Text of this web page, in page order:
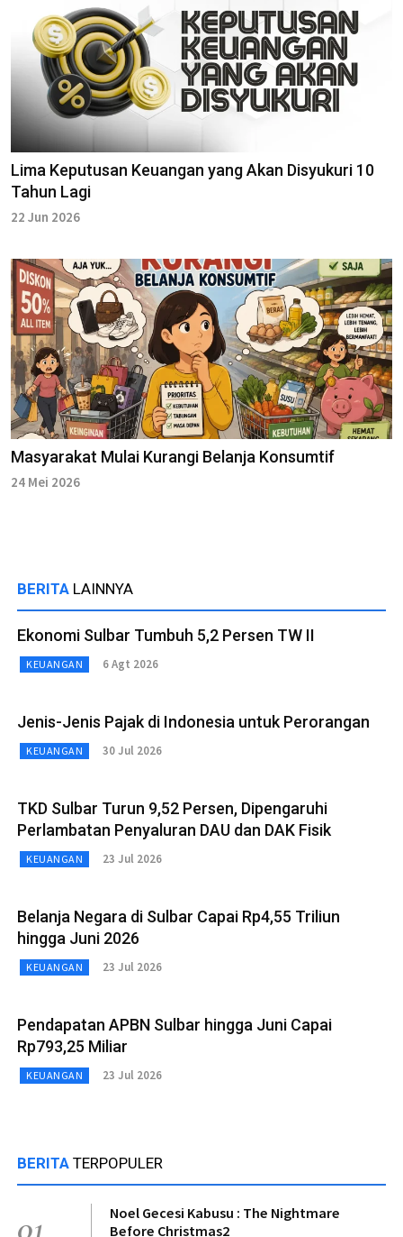
Lima Keputusan Keuangan yang Akan Disyukuri 10
Tahun Lagi
22 Jun 2026
Masyarakat Mulai Kurangi Belanja Konsumtif
24 Mei 2026
BERITA LAINNYA
Ekonomi Sulbar Tumbuh 5,2 Persen TW II
KEUANGAN 6 Agt 2026
Jenis-Jenis Pajak di Indonesia untuk Perorangan
KEUANGAN 30 Jul 2026
TKD Sulbar Turun 9,52 Persen, Dipengaruhi
Perlambatan Penyaluran DAU dan DAK Fisik
KEUANGAN 23 Jul 2026
Belanja Negara di Sulbar Capai Rp4,55 Triliun
hingga Juni 2026
KEUANGAN 23 Jul 2026
Pendapatan APBN Sulbar hingga Juni Capai
Rp793,25 Miliar
KEUANGAN 23 Jul 2026
BERITA TERPOPULER
01
Noel Gecesi Kabusu : The Nightmare
Before Christmas2